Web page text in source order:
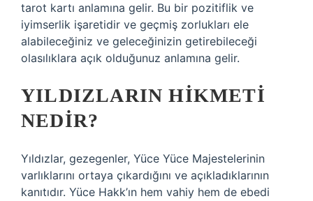
tarot kartı anlamına gelir. Bu bir pozitiflik ve
iyimserlik işaretidir ve geçmiş zorlukları ele
alabileceğiniz ve geleceğinizin getirebileceği
olasılıklara açık olduğunuz anlamına gelir.
YILDIZLARIN HIKMETI
NEDIR?
Yıldızlar, gezegenler, Yüce Yüce Majestelerinin
varlıklarını ortaya çıkardığını ve açıkladıklarının
kanıtıdır. Yüce Hakk’ın hem vahiy hem de ebedi